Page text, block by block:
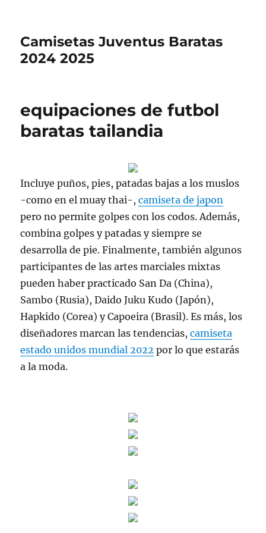
Camisetas Juventus Baratas
2024 2025
equipaciones de futbol
baratas tailandia
Incluye puños, pies, patadas bajas a los muslos
-como en el muay thai-,camiseta de japon
pero no permite golpes con los codos. Además,
combina golpes y patadas y siempre se
desarrolla de pie. Finalmente, también algunos
participantes de las artes marciales mixtas
pueden haber practicado San Da (China),
Sambo (Rusia), Daido Juku Kudo (Japón),
Hapkido (Corea) y Capoeira (Brasil). Es más, los
diseñadores marcan las tendencias,camiseta
estado unidos mundial 2022 por lo que estarás
a la moda.